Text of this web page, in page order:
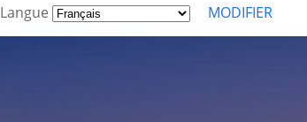
Langue